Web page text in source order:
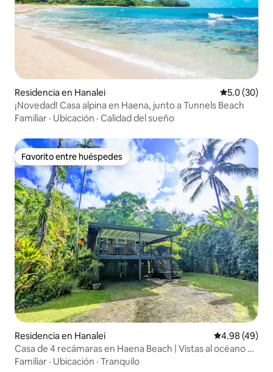
Residencia en Hanalei Calificación
5.0 (30)
¡Novedad! Casa alpina en Haena, junto a Tunnels Beach
Familiar · Ubicación · Calidad del sueño
Favorito entre huéspedes
Favorito entre huéspedes
Residencia en Hanalei Calificación
4.98 (49)
Casa de 4 recámaras en Haena Beach | Vistas al océano y
a la selva
Familiar · Ubicación · Tranquilo